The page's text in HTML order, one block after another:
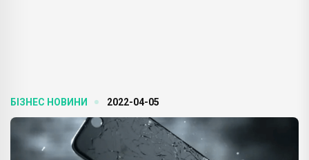
БІЗНЕС НОВИНИ 2022-04-05